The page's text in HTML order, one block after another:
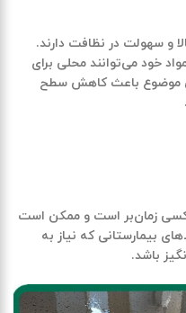
و سهولت در نظافت دارند.
خود می‌توانند محلی برای
موضوع باعث کاهش سطح
زمان‌بر است و ممکن است
بیمارستانی که نیاز به
باشد.